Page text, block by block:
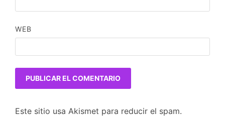
WEB
Este sitio usa Akismet para reducir el spam.